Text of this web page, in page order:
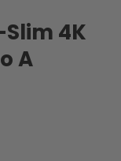
4K
A